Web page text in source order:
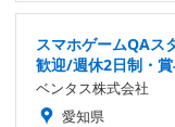
スマホゲームQAス
歓迎/週休2日制・賞
ベンタス株式会社
愛知県